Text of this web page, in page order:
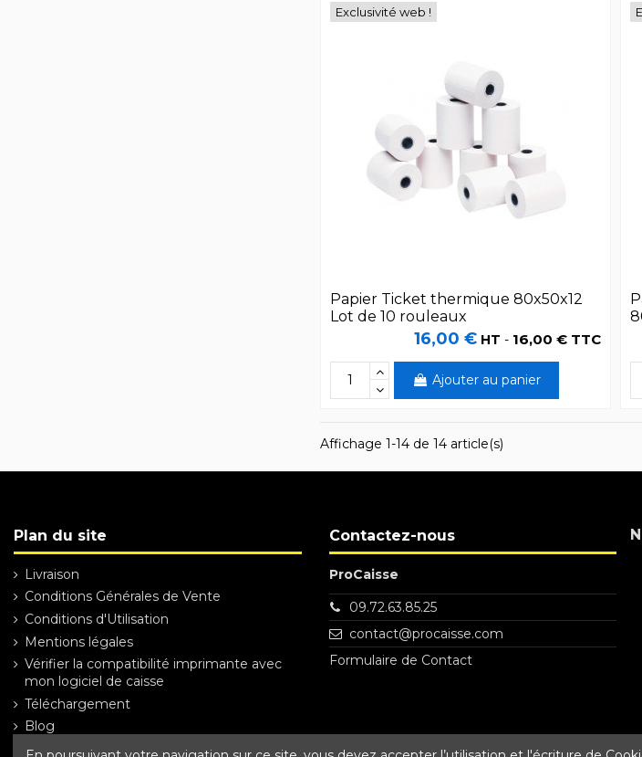
Exclusivité web !
Papier Ticket thermique 80x50x12
Lot de 10 rouleaux
16,00 € HT - 16,00 € TTC
Ajouter au panier
Affichage 1-14 de 14 article(s)
Plan du site
Livraison
Conditions Générales de Vente
Conditions d'Utilisation
Mentions légales
Vérifier la compatibilité imprimante avec
mon logiciel de caisse
Téléchargement
Blog
Contactez-nous
ProCaisse
09.72.63.85.25
contact@procaisse.com
Formulaire de Contact